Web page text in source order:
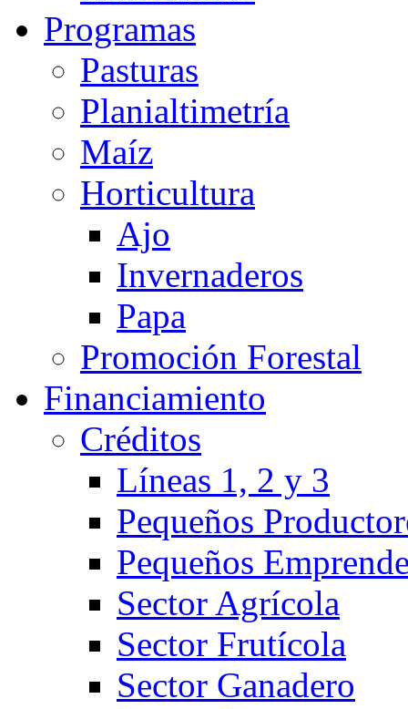
Programas
Pasturas
Planialtimetría
Maíz
Horticultura
Ajo
Invernaderos
Papa
Promoción Forestal
Financiamiento
Créditos
Líneas 1, 2 y 3
Pequeños
Pequeños
Sector Agrícola
Sector Frutícola
Sector Ganadero